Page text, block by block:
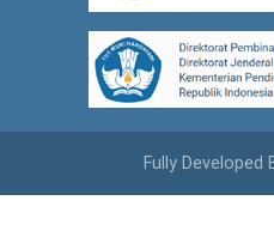
Fully Developed